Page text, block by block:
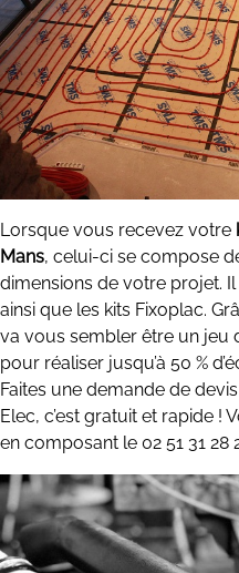
Lorsque vous recevez votre
Mans, celui-ci se compose
dimensions de votre projet.
ainsi que les kits Fixoplac.
va vous sembler être un jeu
pour réaliser jusqu’à 50 %
Faites une demande de
Elec, c’est gratuit et rapide !
en composant le 02 51 31 28